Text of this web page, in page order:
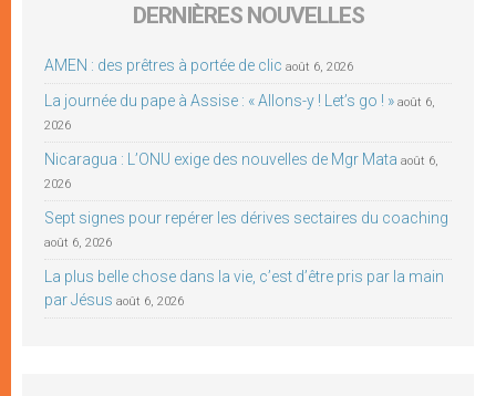
DERNIÈRES NOUVELLES
AMEN : des prêtres à portée de clic août 6, 2026
La journée du pape à Assise : « Allons-y ! Let’s go ! » août 6,
2026
Nicaragua : L’ONU exige des nouvelles de Mgr Mata août 6,
2026
Sept signes pour repérer les dérives sectaires du coaching
août 6, 2026
La plus belle chose dans la vie, c’est d’être pris par la main
par Jésus août 6, 2026